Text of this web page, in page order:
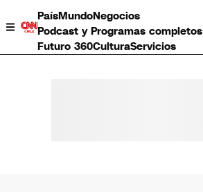
PaísMundoNegocios
Podcast y Programas completos
Futuro 360CulturaServicios